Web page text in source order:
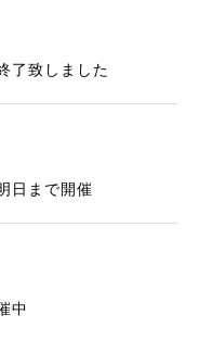
了致しました
日まで開催
中